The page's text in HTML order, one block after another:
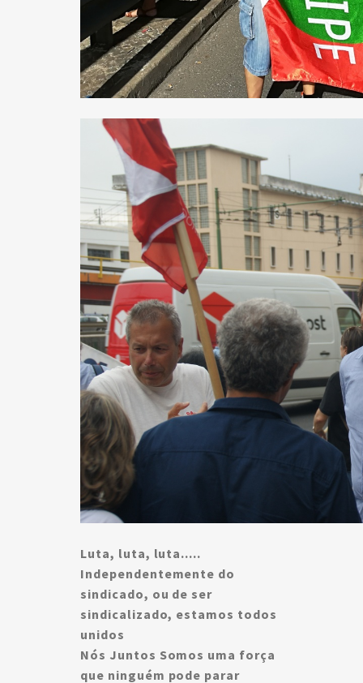
Luta, luta, luta.....
Independentemente do
sindicado, ou de ser
sindicalizado, estamos todos
unidos
Nós Juntos Somos uma força
que ninguém pode parar